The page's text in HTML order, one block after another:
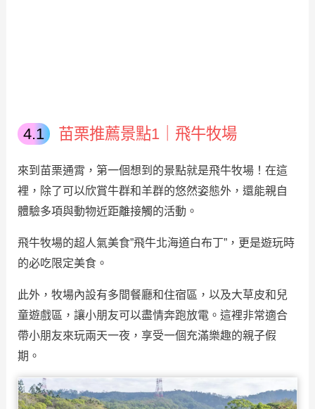
苗栗推薦景點1｜飛牛牧場
來到苗栗通霄，第一個想到的景點就是飛牛牧場！在這
裡，除了可以欣賞牛群和羊群的悠然姿態外，還能親自
體驗多項與動物近距離接觸的活動。
飛牛牧場的超人氣美食”飛牛北海道白布丁”，更是遊玩時
的必吃限定美食。
此外，牧場內設有多間餐廳和住宿區，以及大草皮和兒
童遊戲區，讓小朋友可以盡情奔跑放電。這裡非常適合
帶小朋友來玩兩天一夜，享受一個充滿樂趣的親子假
期。